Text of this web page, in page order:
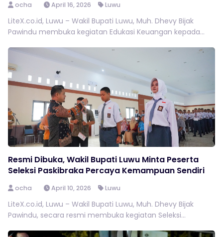
ocha April 16, 2026 Luwu
LiteX.co.id, Luwu – Wakil Bupati Luwu, Muh. Dhevy Bijak
Pawindu membuka kegiatan Edukasi Keuangan kepada...
Resmi Dibuka, Wakil Bupati Luwu Minta Peserta
Seleksi Paskibraka Percaya Kemampuan Sendiri
ocha April 10, 2026 Luwu
LiteX.co.id, Luwu – Wakil Bupati Luwu, Muh. Dhevy Bijak
Pawindu, secara resmi membuka kegiatan Seleksi...